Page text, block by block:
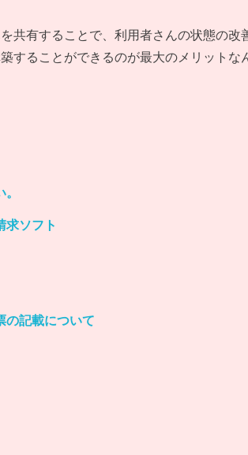
共有することで、利用者さんの状態の改
することができるのが最大のメリットな
求ソフト
の記載について